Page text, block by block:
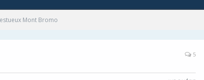
Mont Bromo
5